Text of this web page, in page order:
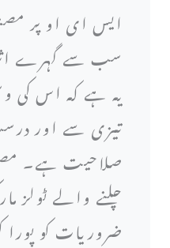
ایس ای او پر
سب سے گہرے
یہ ہے کہ اس کی
تیزی سے اور
صلاحیت ہے۔
چلنے والے ٹولز
ضروریات کو